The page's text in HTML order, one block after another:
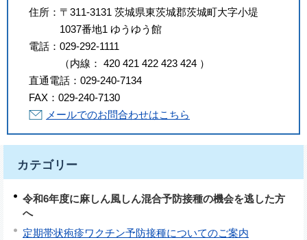
住所： 〒311-3131 茨城県東茨城郡茨城町大字小堤
1037番地1 ゆうゆう館
電話： 029-292-1111
（内線 ： 420 421 422 423 424 ）
直通電話： 029-240-7134
FAX： 029-240-7130
メールでのお問合わせはこちら
カテゴリー
令和6年度に麻しん風しん混合予防接種の機会を逃した方
へ
定期帯状疱疹ワクチン予防接種についてのご案内